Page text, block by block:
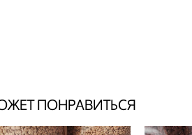
ПОНРАВИТЬСЯ